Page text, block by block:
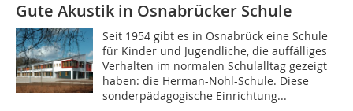
Gute Akustik in Osnabrücker Schule
Seit 1954 gibt es in Osnabrück eine Schule
für Kinder und Jugendliche, die auffälliges
Verhalten im normalen Schulalltag gezeigt
haben: die Herman-Nohl-Schule. Diese
sonderpädagogische Einrichtung...